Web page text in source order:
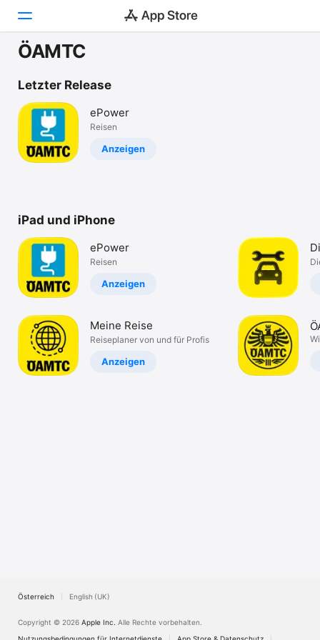
Spiele
Apps
Arcade
Plattform
iPhone
iPad
Mac
TV
ÖAMTC
Letzter Release
ePower
Reisen
Anzeigen
iPad und iPhone
ePower
Reisen
Anzeigen
Meine Reise
Reiseplaner von und für Profis
Anzeigen
Österreich English (UK)
Copyright © 2026 Apple Inc. Alle Rechte vorbehalten.